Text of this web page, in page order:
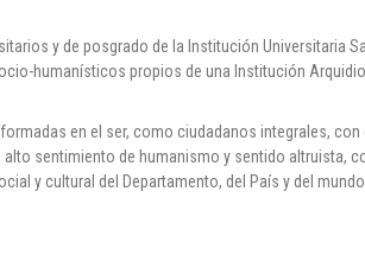
y de posgrado de la Institución Universitaria
humanísticos propios de una Institución
en el ser, como ciudadanos integrales,
sentimiento de humanismo y sentido altruista,
y cultural del Departamento, del País y del mundo.